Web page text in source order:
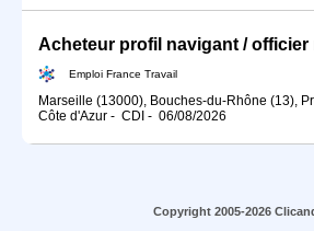
Emploi France Travail
Marseille (13000), Bouches-du-Rhône (13),
Côte d'Azur - CDI - 06/08/2026
Copyright 2005-2026